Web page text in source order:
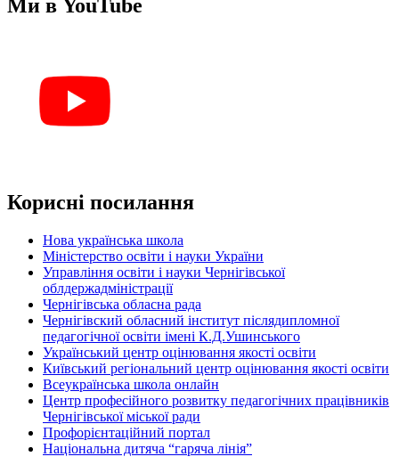
Ми в YouTube
Корисні посилання
Нова українська школа
Міністерство освіти і науки України
Управління освіти і науки Чернігівської
облдержадміністрації
Чернігівська обласна рада
Чернігівский обласний інститут післядипломної
педагогічної освіти імені К.Д.Ушинського
Український центр оцінювання якості освіти
Київський регіональний центр оцінювання якості освіти
Всеукраїнська школа онлайн
Центр професійного розвитку педагогічних працівників
Чернігівської міської ради
Профорієнтаційний портал
Національна дитяча “гаряча лінія”